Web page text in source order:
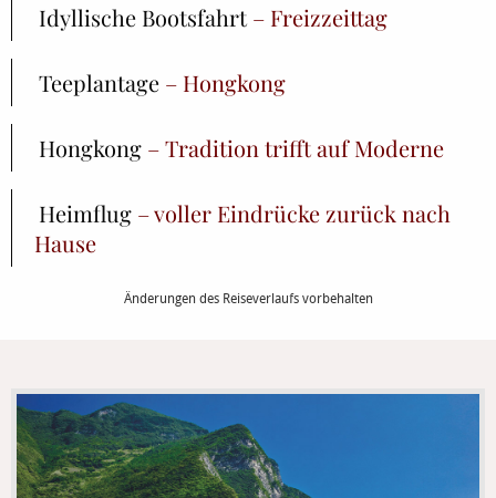
Idyllische Bootsfahrt– Freizzeittag
Teeplantage – Hongkong
Hongkong – Tradition trifft auf Moderne
Heimflug – voller Eindrücke zurück nach
Hause
Änderungen des Reiseverlaufs vorbehalten